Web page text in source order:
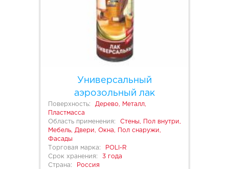
Универсальный
аэрозольный лак
Поверхность:
Дерево, Металл,
Пластмасса
Область применения:
Стены, Пол внутри,
Мебель, Двери, Окна, Пол снаружи,
Фасады
Торговая марка:
POLI-R
Срок хранения:
3 года
Страна:
Россия